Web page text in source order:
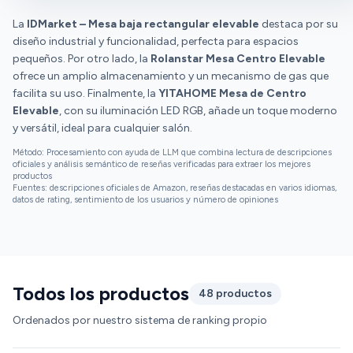
La IDMarket – Mesa baja rectangular elevable destaca por su
diseño industrial y funcionalidad, perfecta para espacios
pequeños. Por otro lado, la Rolanstar Mesa Centro Elevable
ofrece un amplio almacenamiento y un mecanismo de gas que
facilita su uso. Finalmente, la YITAHOME Mesa de Centro
Elevable, con su iluminación LED RGB, añade un toque moderno
y versátil, ideal para cualquier salón.
Método: Procesamiento con ayuda de LLM que combina lectura de descripciones
oficiales y análisis semántico de reseñas verificadas para extraer los mejores
productos
Fuentes: descripciones oficiales de Amazon, reseñas destacadas en varios idiomas,
datos de rating, sentimiento de los usuarios y número de opiniones
Todos los productos
48 productos
Ordenados por nuestro sistema de ranking propio